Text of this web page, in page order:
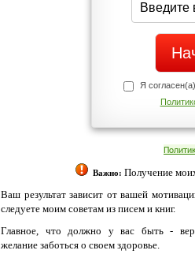
Я
Важно: Получение
Ваш результат зависит от вашей
следуете моим советам из писем и книг.
Главное, что должно у вас быть -
желание заботься о своем здоровье.